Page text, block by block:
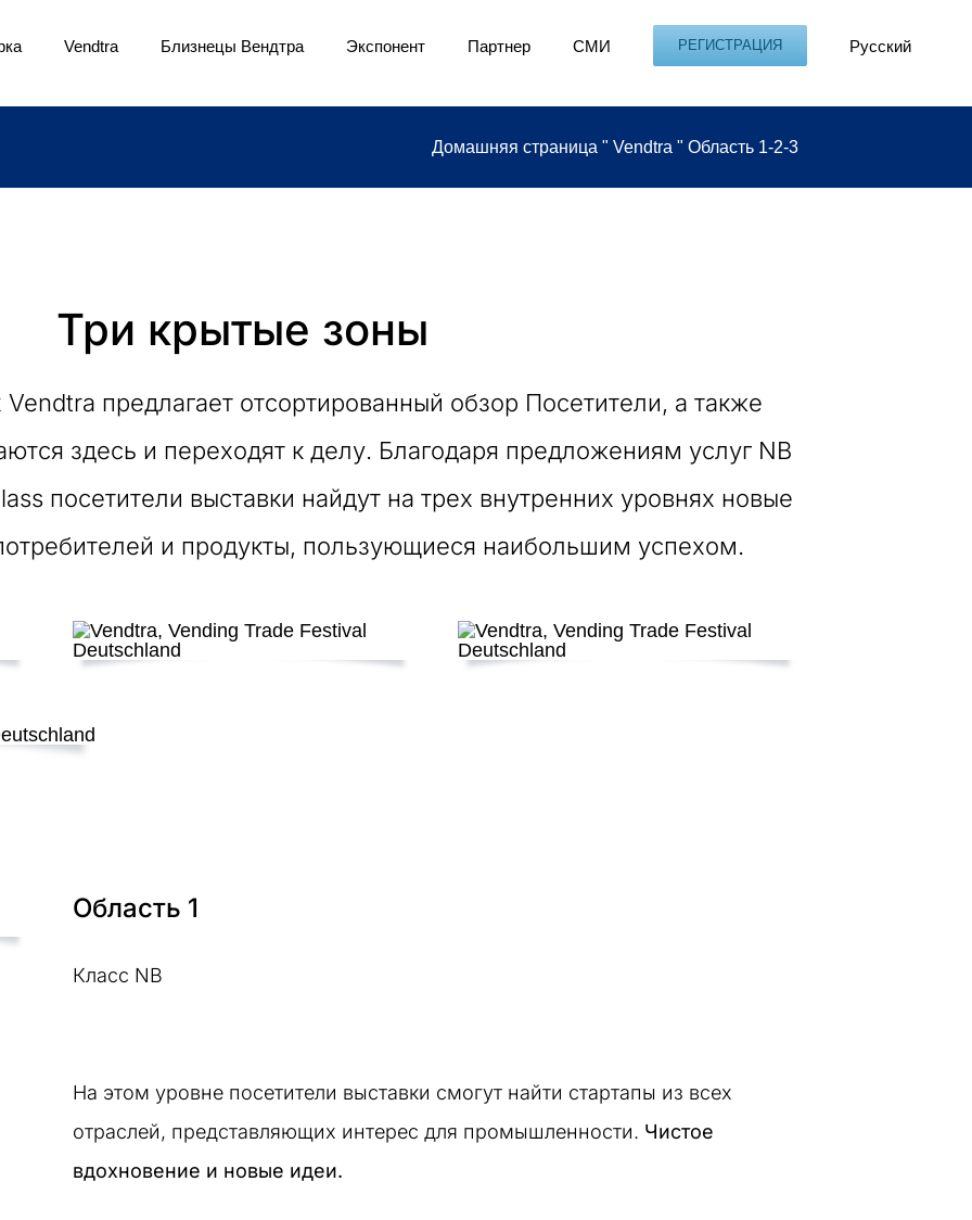
Vendtra Близнецы Вендтра Экспонент Партнер СМИ РЕГИСТРАЦИЯ Русский
Домашняя страница " Vendtra " Область 1-2-3
Три крытые зоны
предлагает отсортированный обзор Посетители, а также
здесь и переходят к делу. Благодаря предложениям услуг NB
посетители выставки найдут на трех внутренних уровнях новые
и продукты, пользующиеся наибольшим успехом.
Область 1
Класс NB
На этом уровне посетители выставки смогут найти стартапы из всех
отраслей, представляющих интерес для промышленности. Чистое
вдохновение и новые идеи.